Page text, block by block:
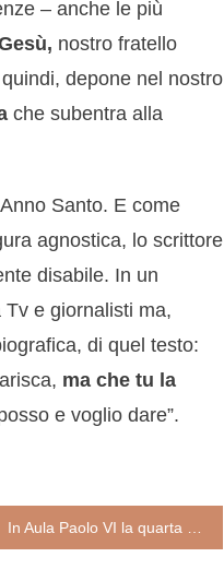
– anche le più
nostro fratello
depone nel nostro
che subentra alla
Santo. E come
agnostica, lo scrittore
disabile. In un
e giornalisti ma,
di quel testo:
ma che tu la
e voglio dare”.